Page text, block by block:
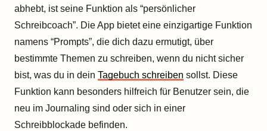
abhebt, ist seine Funktion als “persönlicher
Schreibcoach”. Die App bietet eine einzigartige Funktion
namens “Prompts”, die dich dazu ermutigt, über
bestimmte Themen zu schreiben, wenn du nicht sicher
bist, was du in dein Tagebuch schreiben sollst. Diese
Funktion kann besonders hilfreich für Benutzer sein, die
neu im Journaling sind oder sich in einer
Schreibblockade befinden.